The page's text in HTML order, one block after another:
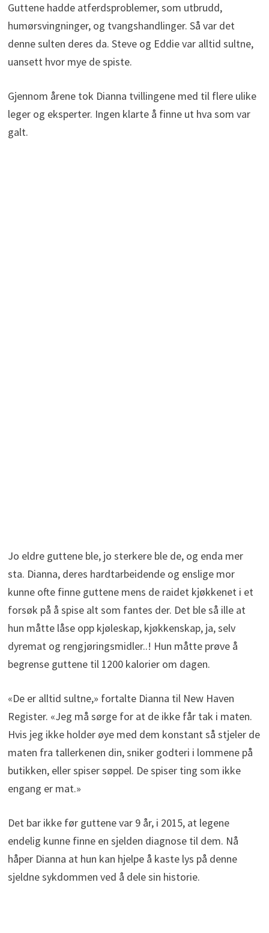
Guttene hadde atferdsproblemer, som utbrudd,
humørsvingninger, og tvangshandlinger. Så var det
denne sulten deres da. Steve og Eddie var alltid sultne,
uansett hvor mye de spiste.
Gjennom årene tok Dianna tvillingene med til flere ulike
leger og eksperter. Ingen klarte å finne ut hva som var
galt.
Jo eldre guttene ble, jo sterkere ble de, og enda mer
sta. Dianna, deres hardtarbeidende og enslige mor
kunne ofte finne guttene mens de raidet kjøkkenet i et
forsøk på å spise alt som fantes der. Det ble så ille at
hun måtte låse opp kjøleskap, kjøkkenskap, ja, selv
dyremat og rengjøringsmidler..! Hun måtte prøve å
begrense guttene til 1200 kalorier om dagen.
«De er alltid sultne,» fortalte Dianna til New Haven
Register. «Jeg må sørge for at de ikke får tak i maten.
Hvis jeg ikke holder øye med dem konstant så stjeler de
maten fra tallerkenen din, sniker godteri i lommene på
butikken, eller spiser søppel. De spiser ting som ikke
engang er mat.»
Det bar ikke før guttene var 9 år, i 2015, at legene
endelig kunne finne en sjelden diagnose til dem. Nå
håper Dianna at hun kan hjelpe å kaste lys på denne
sjeldne sykdommen ved å dele sin historie.